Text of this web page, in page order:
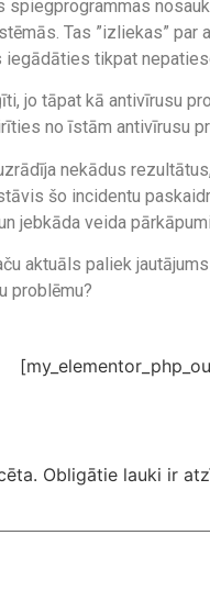
spiegprogrammas
Tas ”izliekas” par
tikpat
jo tāpat kā antivīrusu
no īstām antivīrusu
nekādus
šo incidentu
jebkāda veida
aktuāls paliek
problēmu?
Obligātie lauki ir